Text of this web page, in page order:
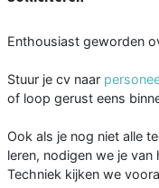
Enthousiast geworden
Stuur je cv naar
of loop gerust eens
Ook als je nog niet alle
leren, nodigen we je
Techniek kijken we